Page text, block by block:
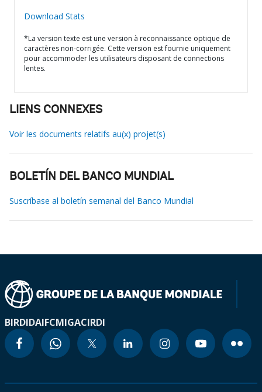
Download Stats
*La version texte est une version à reconnaissance optique de
caractères non-corrigée. Cette version est fournie uniquement
pour accommoder les utilisateurs disposant de connections
lentes.
LIENS CONNEXES
Voir les documents relatifs au(x) projet(s)
BOLETÍN DEL BANCO MUNDIAL
Suscríbase al boletín semanal del Banco Mundial
BIRDIDAIFCMIGACIRDI